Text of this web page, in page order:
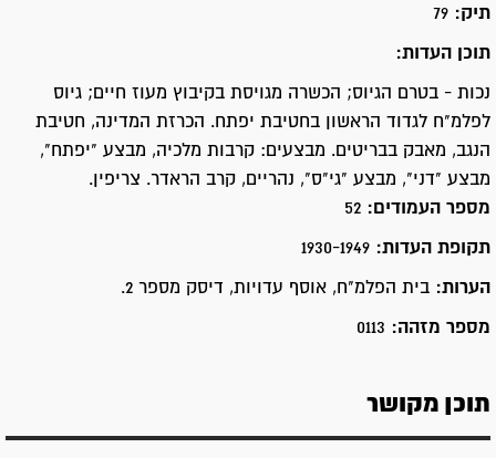
תיק: 79
תוכן העדות:
נכות - בטרם הגיוס; הכשרה מגויסת בקיבוץ מעוז חיים; גיוס
לפלמ"ח לגדוד הראשון בחטיבת יפתח. הכרזת המדינה, חטיבת
הנגב, מאבק בבריטים. מבצעים: קרבות מלכיה, מבצע "יפתח",
מבצע "דני", מבצע "גי"ס", נהריים, קרב הראדר. צריפין.
מספר העמודים: 52
תקופת העדות: 1930-1949
הערות: בית הפלמ"ח, אוסף עדויות, דיסק מספר 2.
מספר מזהה: 0113
תוכן מקושר